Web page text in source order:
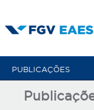
para
PUBLICAÇÕES